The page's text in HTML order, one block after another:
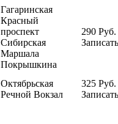
Гагаринская
Красный
проспект
Сибирская
Маршала
Покрышкина
290 Руб.
Октябрьская
Речной Вокзал
325 Руб.